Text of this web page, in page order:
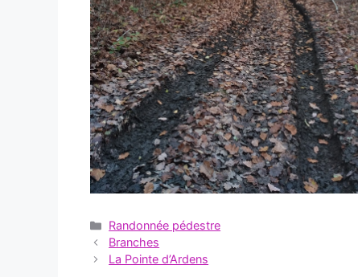
Catégories
Randonnée pédestre
Branches
La Pointe d’Ardens